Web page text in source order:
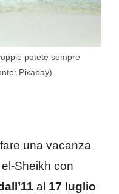
potete sempre
Pixabay)
una vacanza
Sheikh con
al 17 luglio